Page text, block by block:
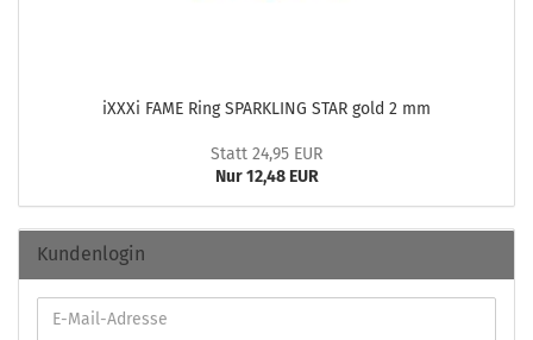
iXXXi FAME Ring SPAR­K­LING STAR gold 2 mm
Statt 24,95 EUR
Nur 12,48 EUR
Kundenlogin